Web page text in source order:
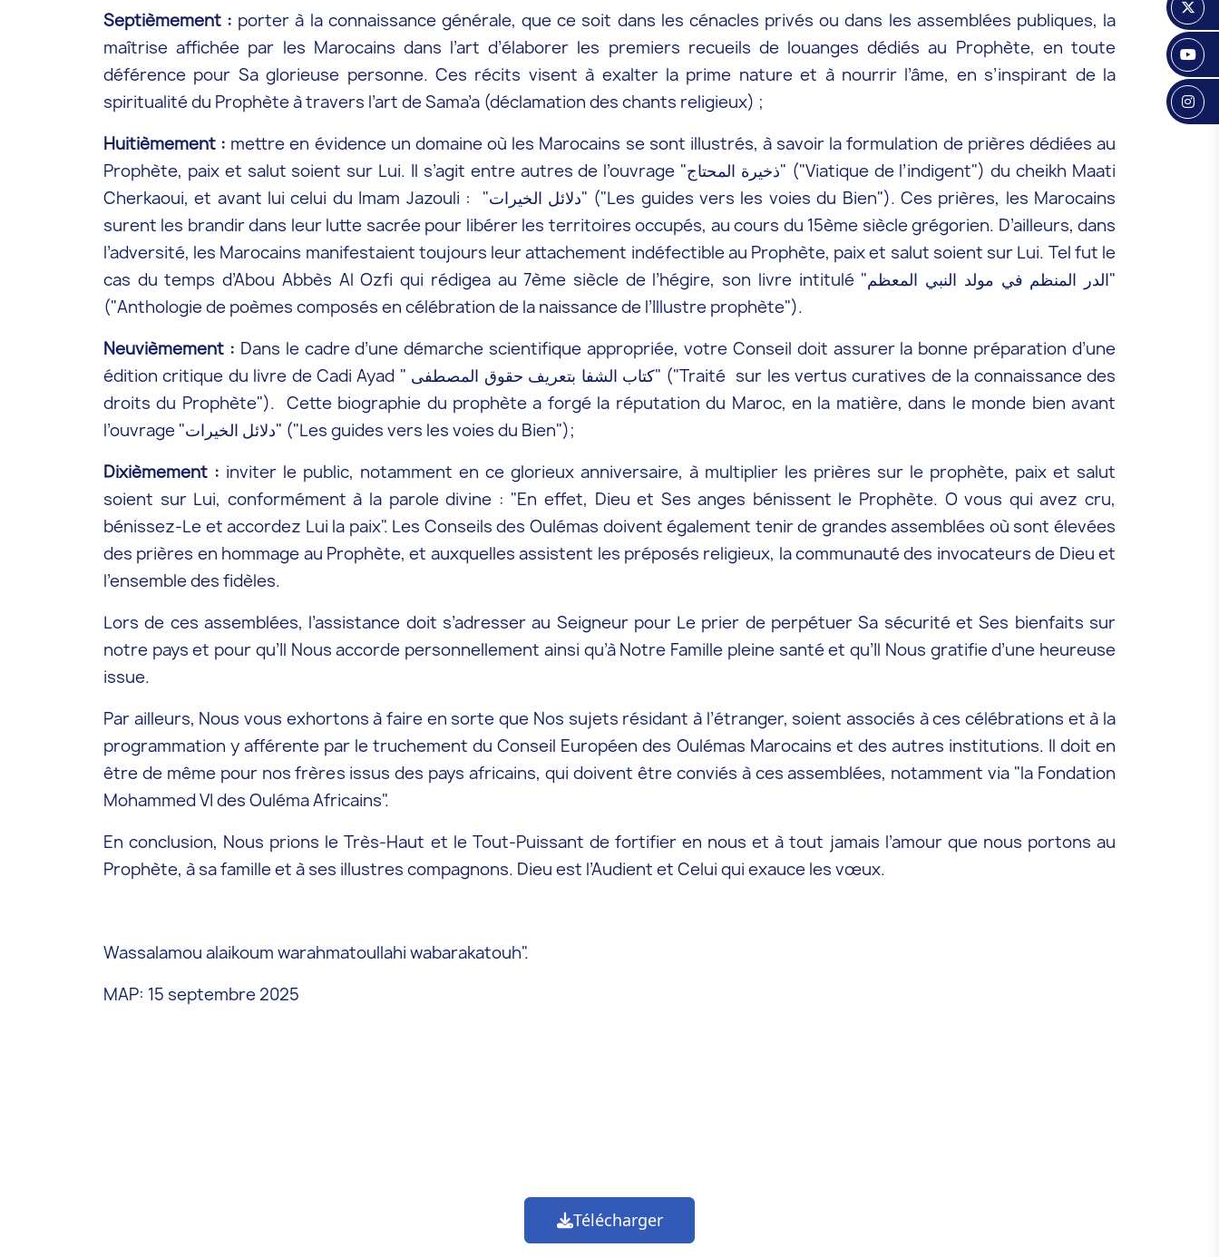
Septièmement : porter à la connaissance générale, que ce soit dans les cénacles privés ou dans les assemblées publiques, la
maîtrise affichée par les Marocains dans l’art d’élaborer les premiers recueils de louanges dédiés au Prophète, en toute
déférence pour Sa glorieuse personne. Ces récits visent à exalter la prime nature et à nourrir l’âme, en s’inspirant de la
spiritualité du Prophète à travers l’art de Sama’a (déclamation des chants religieux) ;
Huitièmement : mettre en évidence un domaine où les Marocains se sont illustrés, à savoir la formulation de prières dédiées au
Prophète, paix et salut soient sur Lui. Il s’agit entre autres de l’ouvrage "ذخيرة المحتاج" ("Viatique de l’indigent") du cheikh Maati
Cherkaoui, et avant lui celui du Imam Jazouli : "دلائل الخيرات" ("Les guides vers les voies du Bien"). Ces prières, les Marocains
surent les brandir dans leur lutte sacrée pour libérer les territoires occupés, au cours du 15ème siècle grégorien. D’ailleurs, dans
l’adversité, les Marocains manifestaient toujours leur attachement indéfectible au Prophète, paix et salut soient sur Lui. Tel fut le
cas du temps d’Abou Abbès Al Ozfi qui rédigea au 7ème siècle de l’hégire, son livre intitulé "الدر المنظم في مولد النبي المعظم"
("Anthologie de poèmes composés en célébration de la naissance de l’Illustre prophète").
Neuvièmement : Dans le cadre d’une démarche scientifique appropriée, votre Conseil doit assurer la bonne préparation d’une
édition critique du livre de Cadi Ayad " كتاب الشفا بتعريف حقوق المصطفى" ("Traité sur les vertus curatives de la connaissance des
droits du Prophète"). Cette biographie du prophète a forgé la réputation du Maroc, en la matière, dans le monde bien avant
l’ouvrage "دلائل الخيرات" ("Les guides vers les voies du Bien");
Dixièmement : inviter le public, notamment en ce glorieux anniversaire, à multiplier les prières sur le prophète, paix et salut
soient sur Lui, conformément à la parole divine : "En effet, Dieu et Ses anges bénissent le Prophète. O vous qui avez cru,
bénissez-Le et accordez Lui la paix". Les Conseils des Oulémas doivent également tenir de grandes assemblées où sont élevées
des prières en hommage au Prophète, et auxquelles assistent les préposés religieux, la communauté des invocateurs de Dieu et
l’ensemble des fidèles.
Lors de ces assemblées, l’assistance doit s’adresser au Seigneur pour Le prier de perpétuer Sa sécurité et Ses bienfaits sur
notre pays et pour qu’Il Nous accorde personnellement ainsi qu’à Notre Famille pleine santé et qu’Il Nous gratifie d’une heureuse
issue.
Par ailleurs, Nous vous exhortons à faire en sorte que Nos sujets résidant à l’étranger, soient associés à ces célébrations et à la
programmation y afférente par le truchement du Conseil Européen des Oulémas Marocains et des autres institutions. Il doit en
être de même pour nos frères issus des pays africains, qui doivent être conviés à ces assemblées, notamment via "la Fondation
Mohammed VI des Ouléma Africains".
En conclusion, Nous prions le Très-Haut et le Tout-Puissant de fortifier en nous et à tout jamais l’amour que nous portons au
Prophète, à sa famille et à ses illustres compagnons. Dieu est l’Audient et Celui qui exauce les vœux.
Wassalamou alaikoum warahmatoullahi wabarakatouh".
MAP: 15 septembre 2025
Télécharger